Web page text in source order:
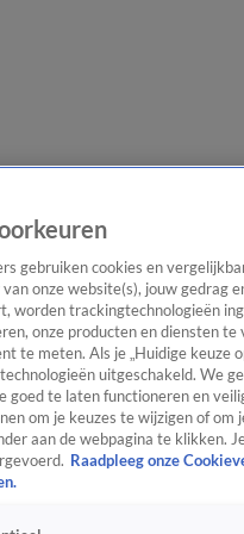
gebruiken cookies en
onze website(s), jouw gedrag
worden trackingtechnologieën
onze producten en diensten
te meten. Als je „Huidige keuze
uitgeschakeld. We
goed te laten functioneren en
om je keuzes te wijzigen of
aan de webpagina te klikken.
Raadpleeg onze